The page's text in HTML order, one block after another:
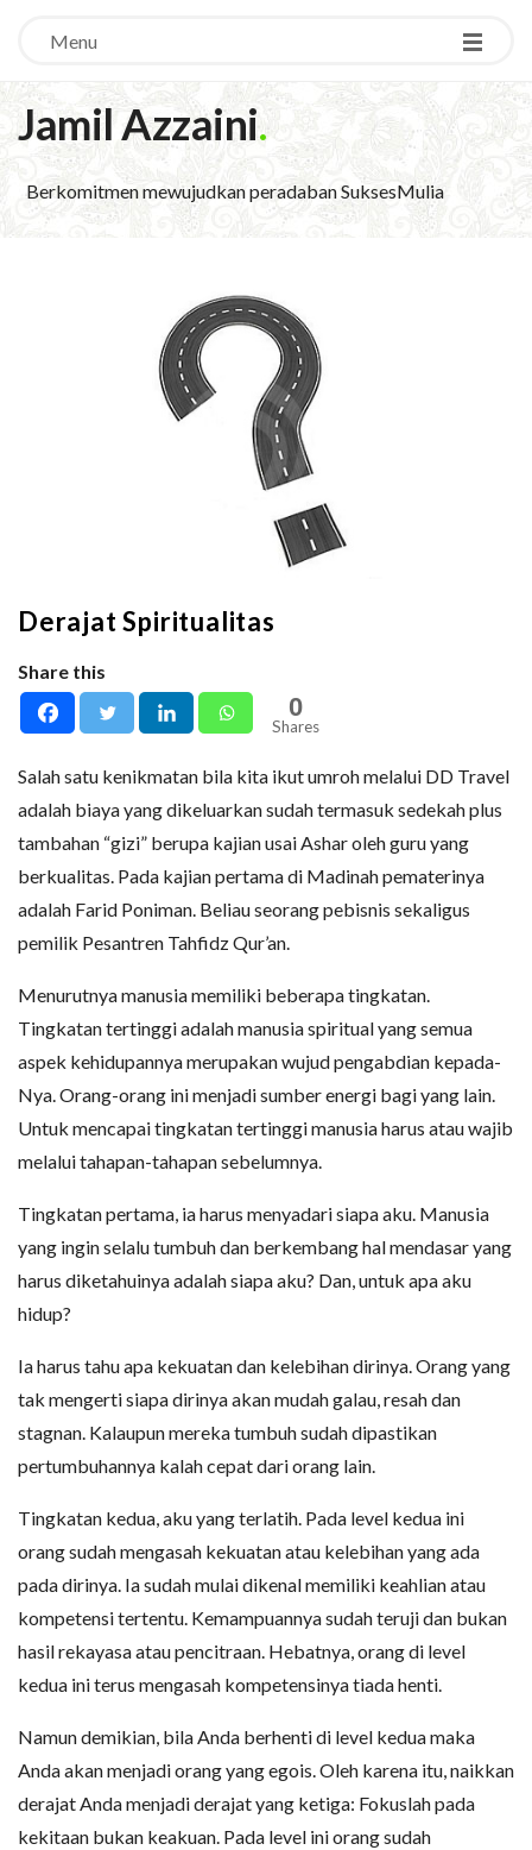
Menu
Jamil Azzaini.
Berkomitmen mewujudkan peradaban SuksesMulia
Derajat Spiritualitas
Share this
0
Shares
Salah satu kenikmatan bila kita ikut umroh melalui DD Travel
adalah biaya yang dikeluarkan sudah termasuk sedekah plus
tambahan “gizi” berupa kajian usai Ashar oleh guru yang
berkualitas. Pada kajian pertama di Madinah pematerinya
adalah Farid Poniman. Beliau seorang pebisnis sekaligus
pemilik Pesantren Tahfidz Qur’an.
Menurutnya manusia memiliki beberapa tingkatan.
Tingkatan tertinggi adalah manusia spiritual yang semua
aspek kehidupannya merupakan wujud pengabdian kepada-
Nya. Orang-orang ini menjadi sumber energi bagi yang lain.
Untuk mencapai tingkatan tertinggi manusia harus atau wajib
melalui tahapan-tahapan sebelumnya.
Tingkatan pertama, ia harus menyadari siapa aku. Manusia
yang ingin selalu tumbuh dan berkembang hal mendasar yang
harus diketahuinya adalah siapa aku? Dan, untuk apa aku
hidup?
Ia harus tahu apa kekuatan dan kelebihan dirinya. Orang yang
tak mengerti siapa dirinya akan mudah galau, resah dan
stagnan. Kalaupun mereka tumbuh sudah dipastikan
pertumbuhannya kalah cepat dari orang lain.
Tingkatan kedua, aku yang terlatih. Pada level kedua ini
orang sudah mengasah kekuatan atau kelebihan yang ada
pada dirinya. Ia sudah mulai dikenal memiliki keahlian atau
kompetensi tertentu. Kemampuannya sudah teruji dan bukan
hasil rekayasa atau pencitraan. Hebatnya, orang di level
kedua ini terus mengasah kompetensinya tiada henti.
Namun demikian, bila Anda berhenti di level kedua maka
Anda akan menjadi orang yang egois. Oleh karena itu, naikkan
derajat Anda menjadi derajat yang ketiga: Fokuslah pada
kekitaan bukan keakuan. Pada level ini orang sudah